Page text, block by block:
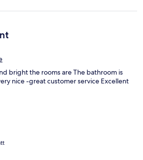
bright the rooms are The bathroom is
nice -great customer service Excellent